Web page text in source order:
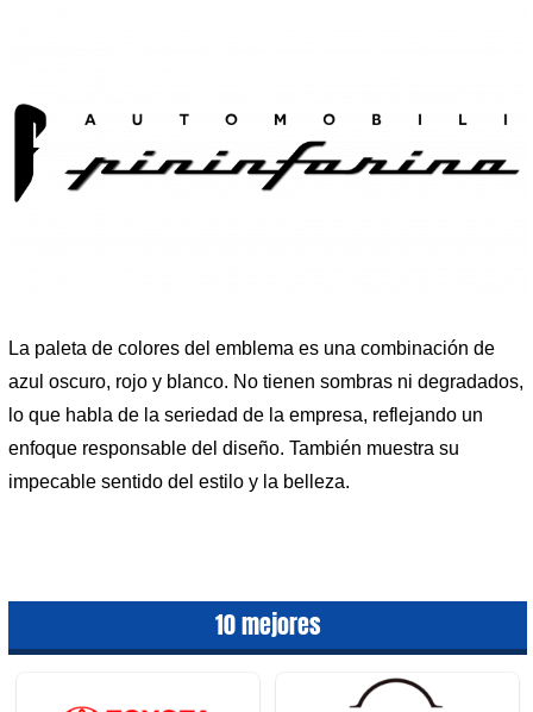
La paleta de colores del emblema es una combinación de
azul oscuro, rojo y blanco. No tienen sombras ni degradados,
lo que habla de la seriedad de la empresa, reflejando un
enfoque responsable del diseño. También muestra su
impecable sentido del estilo y la belleza.
10 mejores